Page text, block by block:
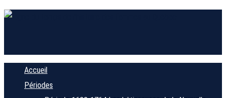
Accueil
Périodes